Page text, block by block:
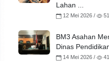
Lahan ...
12 Mei 2026 /
BM3 Asahan
Dinas
14 Mei 2026 /